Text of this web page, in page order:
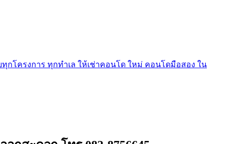
โครงการ ทุกทำเล ให้เช่าคอนโด ใหม่ คอนโดมือสอง ใน